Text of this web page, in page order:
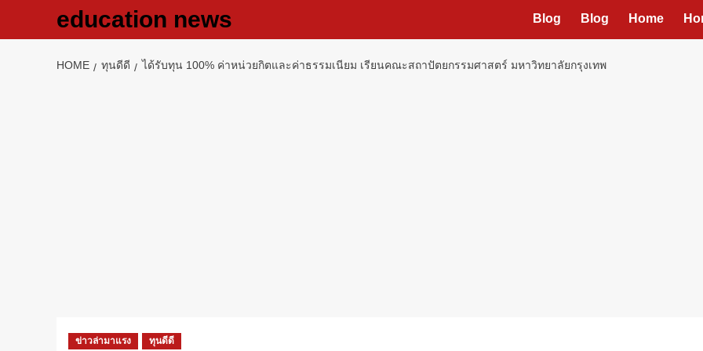
education news Blog Blog Home
HOME ทุนดีดี ได้รับทุน 100% ค่าหน่วยกิตและค่าธรรมเนียม เรียนคณะสถาปัตยกรรมศาสตร์ มหาวิทยาลัยกรุงเทพ
ข่าวล่ามาแรง ทุนดีดี